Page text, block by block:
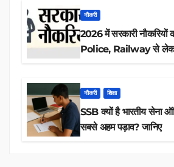
नौकरी
2026 में सरकारी
Police, Railway से
नौकरी शिक्षा
SSB क्यों है भारतीय सेना
सबसे अहम पड़ाव? जानिए